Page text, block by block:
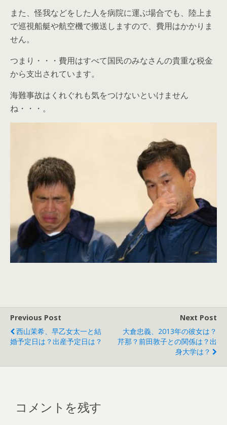
また、怪我などをした人を病院に運ぶ場合でも、陸上ま
で巡視船艇や航空機で搬送しますので、費用はかかりま
せん。
つまり・・・費用はすべて国民のみなさんの貴重な税金
から支出されています。
海難事故はくれぐれも気をつけないといけません
ね・・・。
Previous Post
西山茉希、早乙女太一と結
婚予定日は？出産予定日は？
Next Post
大倉忠義、2013年の彼女は？
芹那？前田敦子との関係は？出
身大学は？
コメントを残す